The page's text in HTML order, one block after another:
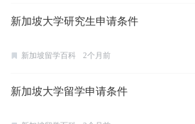
新加坡大学研究生申请条件
新加坡留学百科 2个月前
新加坡大学留学申请条件